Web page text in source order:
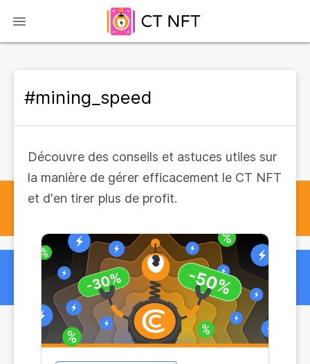
#mining_speed
Découvre des conseils et astuces utiles sur
la manière de gérer efficacement le CT NFT
et d'en tirer plus de profit.